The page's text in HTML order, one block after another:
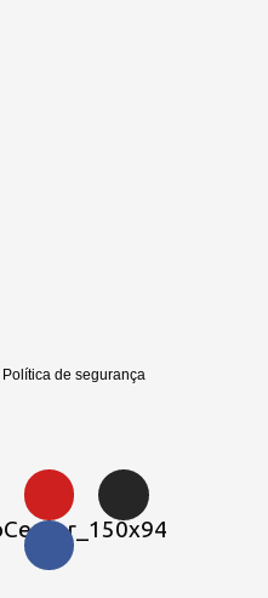
Política de segurança